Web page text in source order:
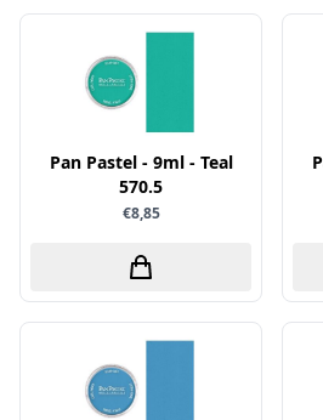
Pan Pastel - 9ml - Teal
570.5
€8,85